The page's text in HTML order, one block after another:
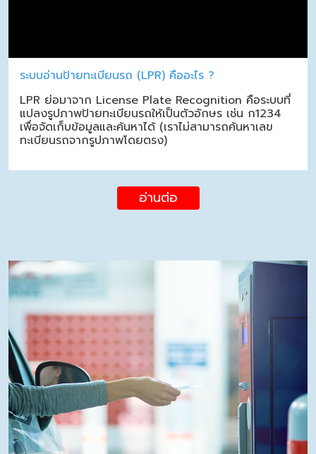
ระบบอ่านป้ายทะเบียนรถ (LPR) คืออะไร ?
LPR ย่อมาจาก License Plate Recognition คือระบบที่
แปลงรูปภาพป้ายทะเบียนรถให้เป็นตัวอักษร เช่น ก1234
เพื่อจัดเก็บข้อมูลและค้นหาได้ (เราไม่สามารถค้นหาเลข
ทะเบียนรถจากรูปภาพโดยตรง)
อ่านต่อ